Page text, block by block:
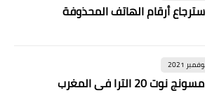
أرقام الهاتف المحذوفة
20 الترا في المغرب